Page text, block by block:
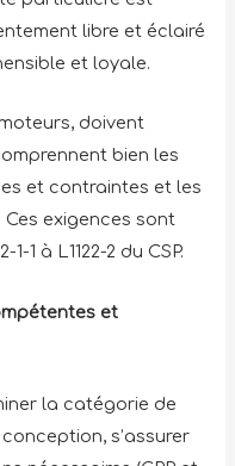
libre et éclairé
et loyale.
doivent
bien les
et contraintes et les
exigences sont
1 à L1122-2 du CSP.
et
la catégorie de
s’assurer